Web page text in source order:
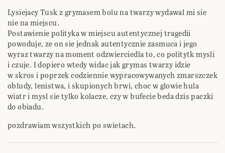
Lysiejacy Tusk z grymasem bolu na twarzy wydawal mi sie
nie na miejscu.
Postawienie polityka w miejscu autentycznej tragedii
powoduje, ze on sie jednak autentycznie zasmuca i jego
wyraz twarzy na moment odzwierciedla to, co politytk mysli
i czuje. I dopiero wtedy widac jak grymas twarzy idzie
w skros i poprzek codziennie wypracowywanych zmarszczek
obludy, lenistwa, i skupionych brwi, choc w glowie hula
wiatr i mysl sie tylko kolacze, czy w bufecie beda dzis paczki
do obiadu.
pozdrawiam wszystkich po swietach.